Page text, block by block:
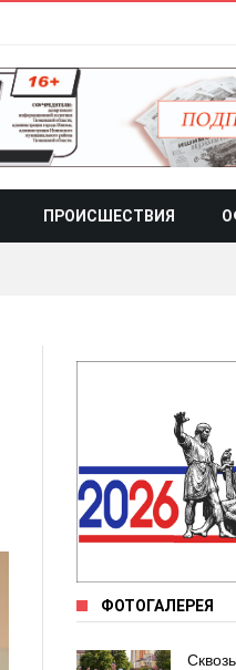
ПРОИСШЕСТВИЯ
ФОТОГАЛЕРЕЯ